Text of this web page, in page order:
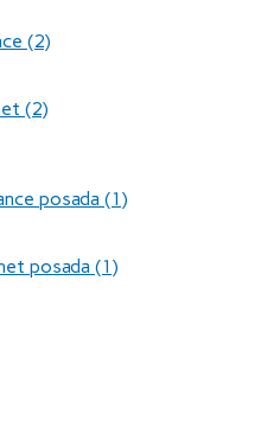
(2)
(2)
posada (1)
posada (1)